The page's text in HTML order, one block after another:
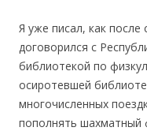
Я уже писал, как
договорился с
библиотекой по
осиротевшей
многочисленных
пополнять шахматный